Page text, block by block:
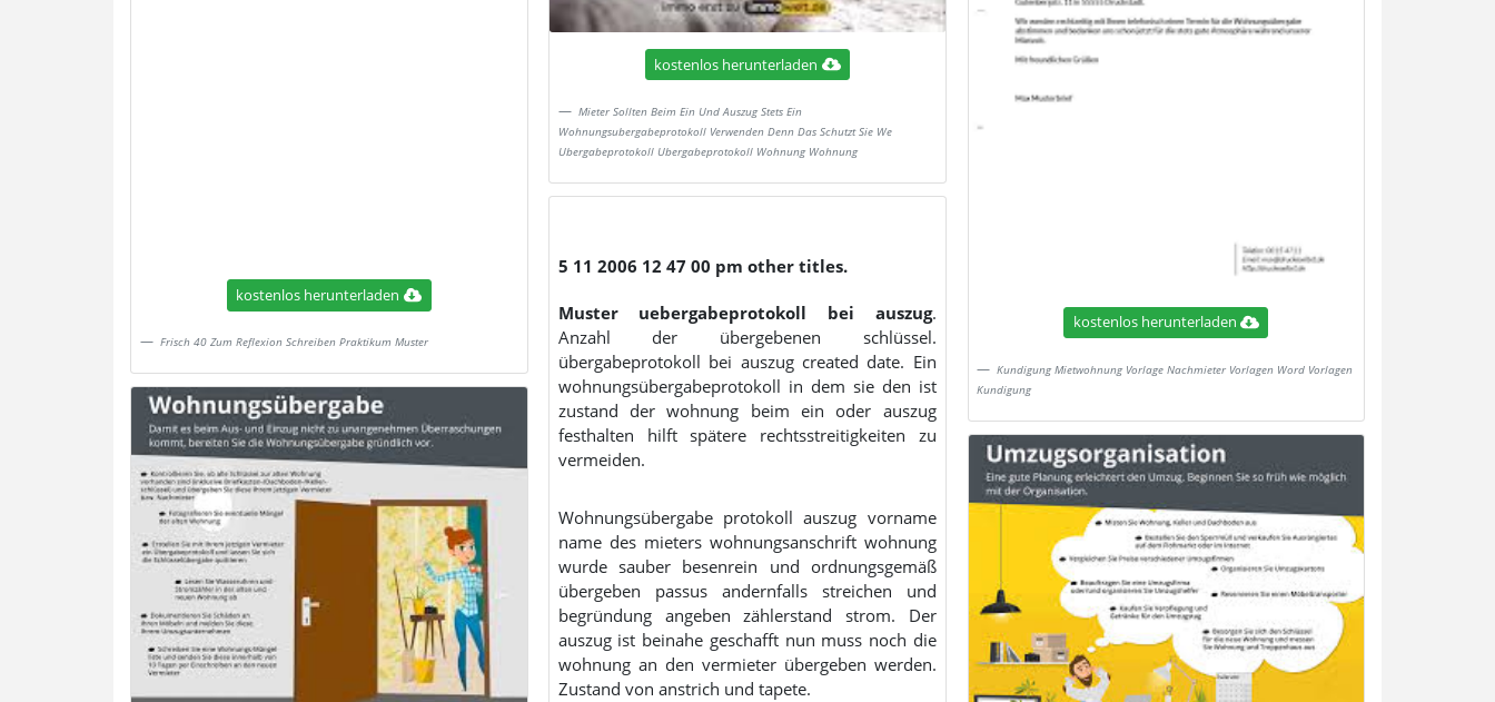
kostenlos herunterladen
Frisch 40 Zum Reflexion Schreiben Praktikum Muster
kostenlos herunterladen
Mieter Sollten Beim Ein Und Auszug Stets Ein
Wohnungsubergabeprotokoll Verwenden Denn Das Schutzt Sie We
Ubergabeprotokoll Ubergabeprotokoll Wohnung Wohnung
5 11 2006 12 47 00 pm other titles.
Muster uebergabeprotokoll bei auszug.
Anzahl der übergebenen schlüssel.
übergabeprotokoll bei auszug created date. Ein
wohnungsübergabeprotokoll in dem sie den ist
zustand der wohnung beim ein oder auszug
festhalten hilft spätere rechtsstreitigkeiten zu
vermeiden.
Wohnungsübergabe protokoll auszug vorname
name des mieters wohnungsanschrift wohnung
wurde sauber besenrein und ordnungsgemäß
übergeben passus andernfalls streichen und
begründung angeben zählerstand strom. Der
auszug ist beinahe geschafft nun muss noch die
wohnung an den vermieter übergeben werden.
Zustand von anstrich und tapete.
kostenlos herunterladen
Kundigung Mietwohnung Vorlage Nachmieter Vorlagen Word Vorlagen
Kundigung